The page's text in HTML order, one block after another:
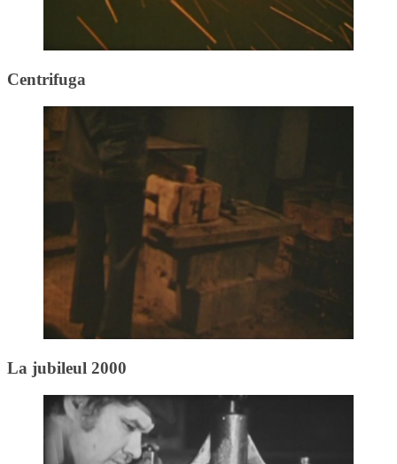
Centrifuga
La jubileul 2000